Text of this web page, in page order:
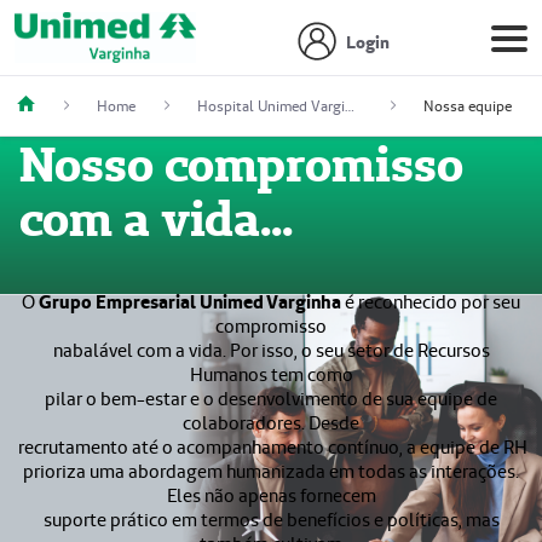
Login
Home Nossa equipe
Nosso compromisso
com a vida...
OGrupo Empresarial Unimed Varginhaé reconhecido por seu
compromisso
nabalável com a vida. Por isso, o seu setor de Recursos
Humanos tem como
pilar o bem-estar e o desenvolvimento de sua equipe de
colaboradores. Desde
recrutamento até o acompanhamento contínuo, a equipe de RH
prioriza uma abordagem humanizada em todas as interações.
Eles não apenas fornecem
suporte prático em termos de benefícios e políticas, mas